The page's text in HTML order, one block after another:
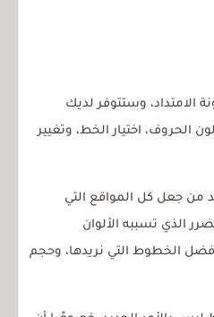
الامتداد، وستتوفر لديك
الحروف، اختيار الخط، وتغيير
من جعل كل المواقع التي
الذي تسببه الألوان
أفضل الخطوط التي نريدها، وحجم